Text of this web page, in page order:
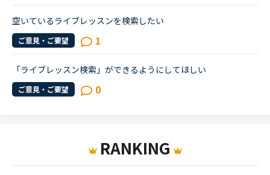
空いているライブレッスンを検索したい
ご意見・ご要望 1
「ライブレッスン検索」ができるようにしてほしい
ご意見・ご要望 0
RANKING